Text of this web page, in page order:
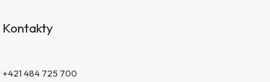
Kontakty
+421 484 725 700